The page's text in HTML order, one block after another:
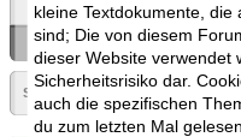
kleine Textdokumente,
sind; Die von diesem
dieser Website verwendet
Sicherheitsrisiko dar.
auch die spezifischen
du zum letzten Mal
«Ein Thema
Seite: